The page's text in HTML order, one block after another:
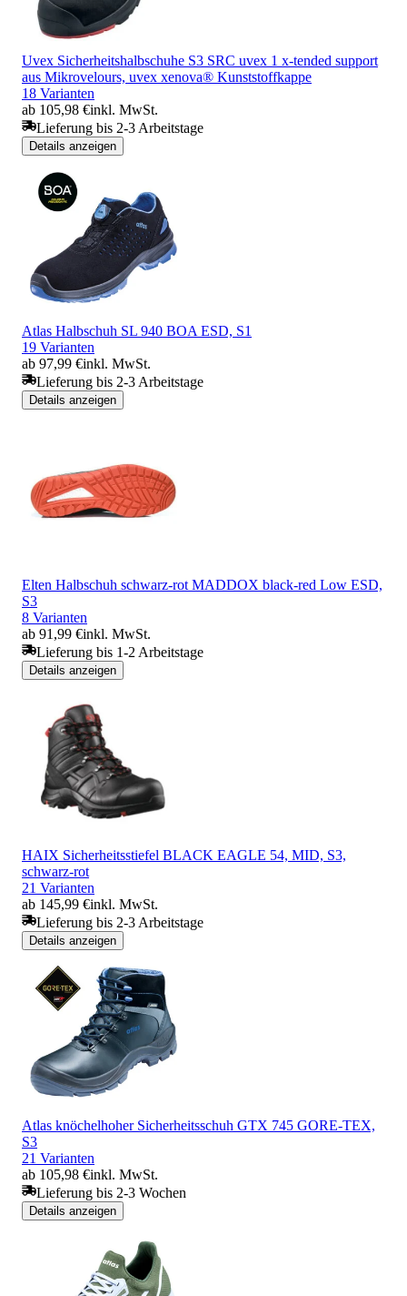
Uvex Sicherheitshalbschuhe S3 SRC uvex 1 x-tended support
aus Mikrovelours, uvex xenova® Kunststoffkappe
18 Varianten
ab 105,98 €inkl. MwSt.
Lieferung bis 2-3 Arbeitstage
Details anzeigen
Atlas Halbschuh SL 940 BOA ESD, S1
19 Varianten
ab 97,99 €inkl. MwSt.
Lieferung bis 2-3 Arbeitstage
Details anzeigen
Elten Halbschuh schwarz-rot MADDOX black-red Low ESD,
S3
8 Varianten
ab 91,99 €inkl. MwSt.
Lieferung bis 1-2 Arbeitstage
Details anzeigen
HAIX Sicherheitsstiefel BLACK EAGLE 54, MID, S3,
schwarz-rot
21 Varianten
ab 145,99 €inkl. MwSt.
Lieferung bis 2-3 Arbeitstage
Details anzeigen
Atlas knöchelhoher Sicherheitsschuh GTX 745 GORE-TEX,
S3
21 Varianten
ab 105,98 €inkl. MwSt.
Lieferung bis 2-3 Wochen
Details anzeigen